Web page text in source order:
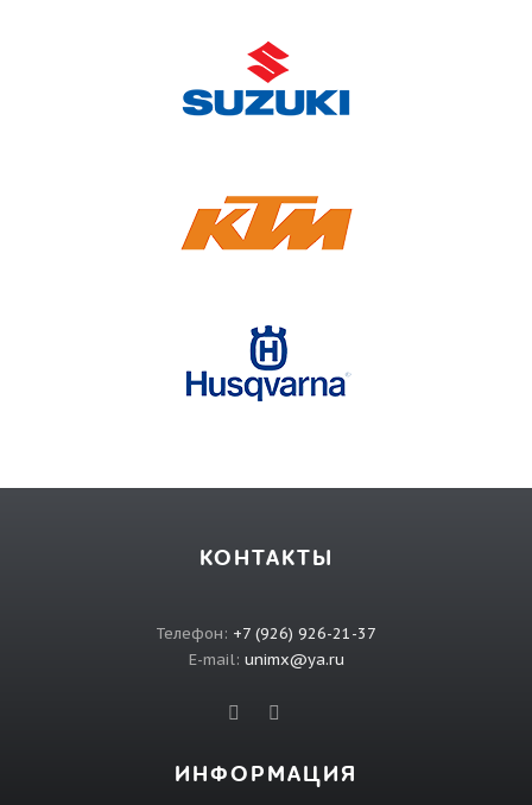
КОНТАКТЫ
Телефон: +7 (926) 926-21-37
E-mail: unimx@ya.ru
ИНФОРМАЦИЯ